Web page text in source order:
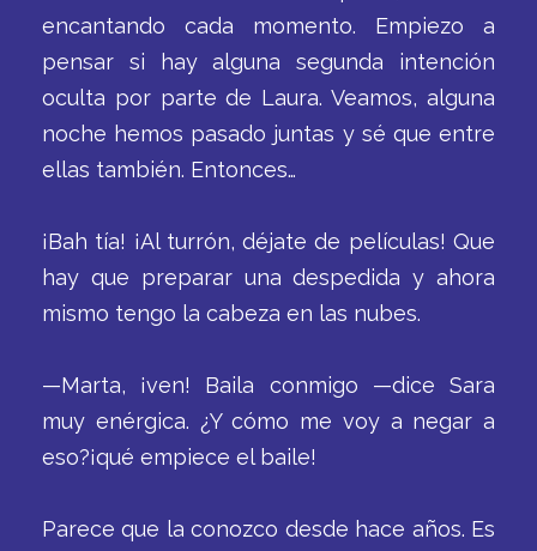
encantando cada momento. Empiezo a
pensar si hay alguna segunda intención
oculta por parte de Laura. Veamos, alguna
noche hemos pasado juntas y sé que entre
ellas también. Entonces…
¡Bah tía! ¡Al turrón, déjate de películas! Que
hay que preparar una despedida y ahora
mismo tengo la cabeza en las nubes.
—Marta, ¡ven! Baila conmigo —dice Sara
muy enérgica. ¿Y cómo me voy a negar a
eso?¡qué empiece el baile!
Parece que la conozco desde hace años. Es